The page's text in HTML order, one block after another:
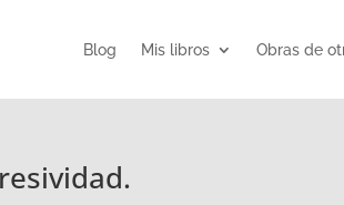
Blog Mis libros Obras de